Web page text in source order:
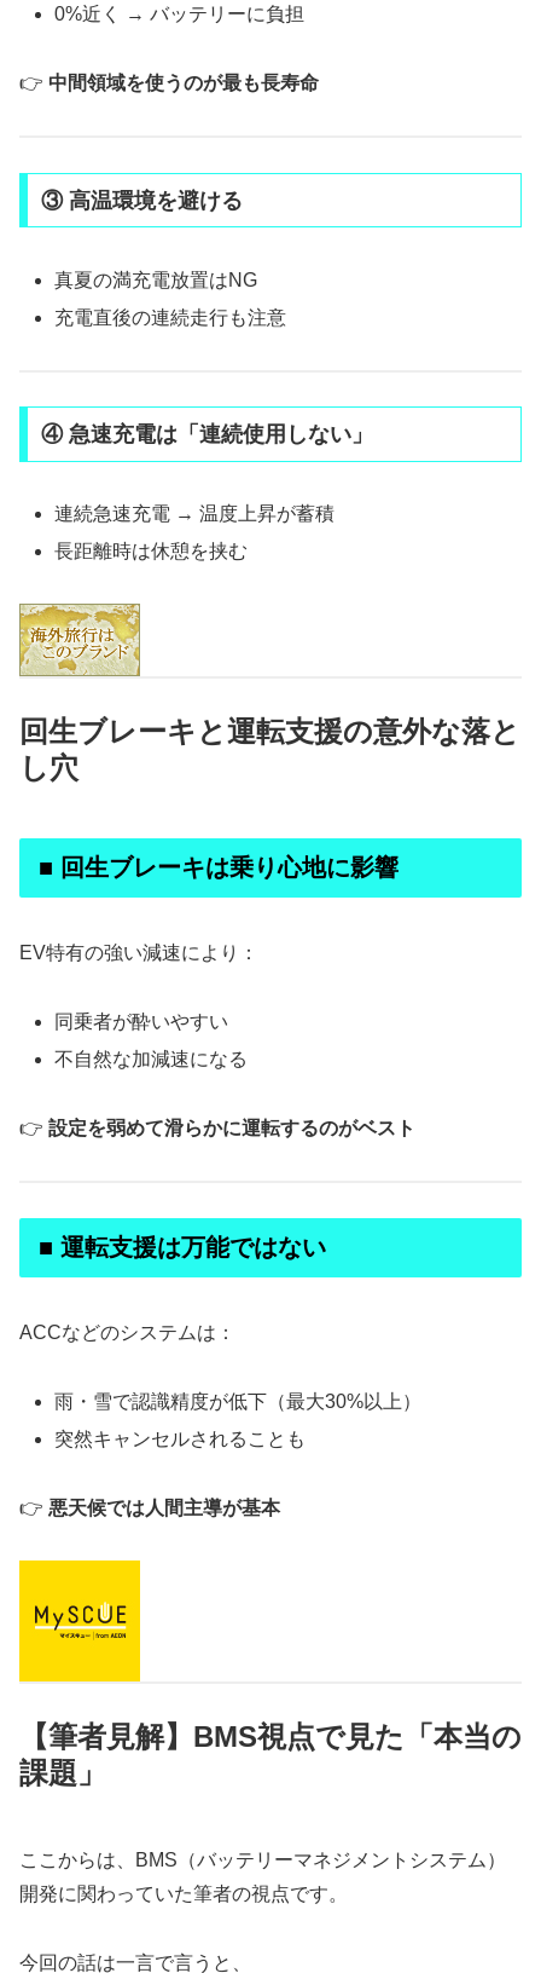
0%近く → バッテリーに負担
👉 中間領域を使うのが最も長寿命
③ 高温環境を避ける
真夏の満充電放置はNG
充電直後の連続走行も注意
④ 急速充電は「連続使用しない」
連続急速充電 → 温度上昇が蓄積
長距離時は休憩を挟む
回生ブレーキと運転支援の意外な落と
し穴
■ 回生ブレーキは乗り心地に影響
EV特有の強い減速により：
同乗者が酔いやすい
不自然な加減速になる
👉 設定を弱めて滑らかに運転するのがベスト
■ 運転支援は万能ではない
ACCなどのシステムは：
雨・雪で認識精度が低下（最大30%以上）
突然キャンセルされることも
👉 悪天候では人間主導が基本
【筆者見解】BMS視点で見た「本当の
課題」
ここからは、BMS（バッテリーマネジメントシステム）
開発に関わっていた筆者の視点です。
今回の話は一言で言うと、